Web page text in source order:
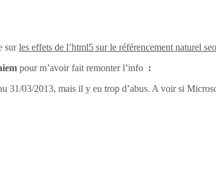
surles effets de l’html5 sur le référencement naturel seo
pour m’avoir fait remonter l’info :
31/03/2013, mais il y eu trop d’abus. A voir si